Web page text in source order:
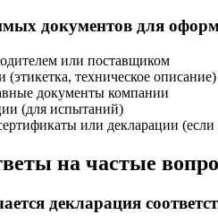
документов для
или поставщиком
(этикетка, техническое описание)
документы компании
(для испытаний)
или декларации
на частые
декларация